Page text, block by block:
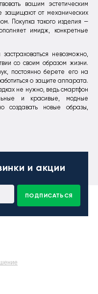
вашим эстетическим
защищают от механических
Покупка такого изделия —
имидж, конкретные
невозможно,
со своим образом жизни.
постоянно берете его на
о защите аппарата.
не нужно, ведь смартфон
и красивые, модные
создавать новые образы,
и акции
ПОДПИСАТЬСЯ